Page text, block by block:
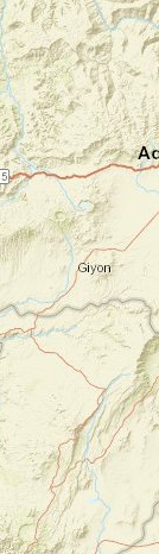
transfert
de